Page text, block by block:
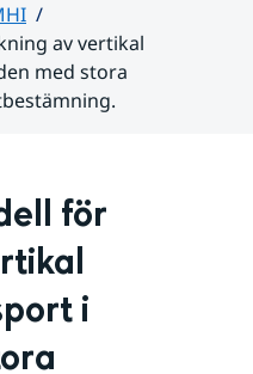
av vertikal
med stora
för
i